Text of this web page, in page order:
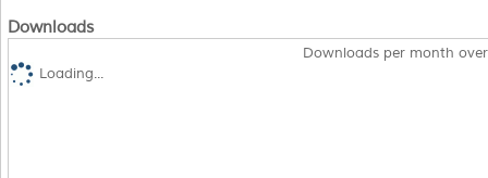
Downloads
Downloads per month
Loading...